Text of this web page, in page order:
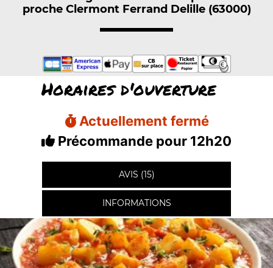
proche Clermont Ferrand Delille (63000)
Horaires d'ouverture
Actuellement fermé
Précommande pour 12h20
AVIS (15)
INFORMATIONS